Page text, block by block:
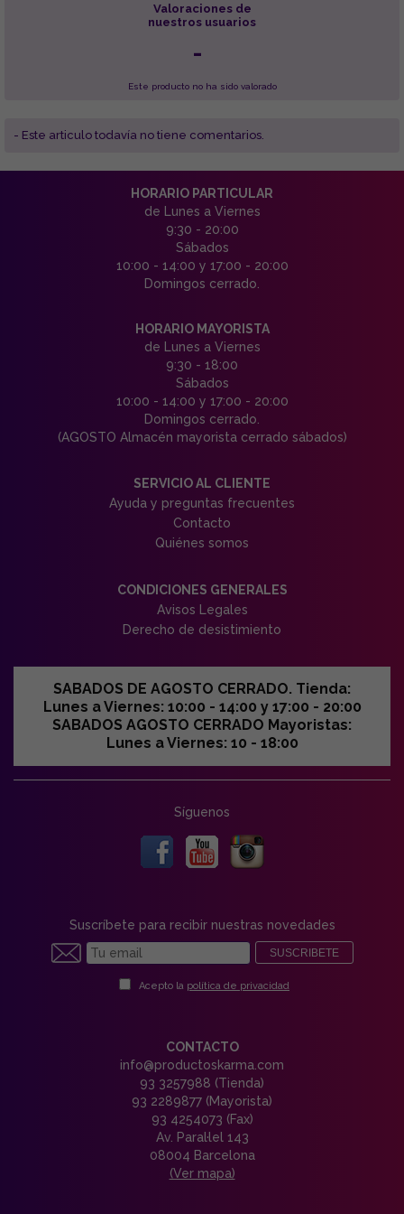
Valoraciones de
nuestros usuarios
-
Este producto no ha sido valorado
- Este articulo todavía no tiene comentarios.
HORARIO PARTICULAR
de Lunes a Viernes
9:30 - 20:00
Sábados
10:00 - 14:00 y 17:00 - 20:00
Domingos cerrado.
HORARIO MAYORISTA
de Lunes a Viernes
9:30 - 18:00
Sábados
10:00 - 14:00 y 17:00 - 20:00
Domingos cerrado.
(AGOSTO Almacén mayorista cerrado sábados)
SERVICIO AL CLIENTE
Ayuda y preguntas frecuentes
Contacto
Quiénes somos
CONDICIONES GENERALES
Avisos Legales
Derecho de desistimiento
SABADOS DE AGOSTO CERRADO. Tienda:
Lunes a Viernes: 10:00 - 14:00 y 17:00 - 20:00
SABADOS AGOSTO CERRADO Mayoristas:
Lunes a Viernes: 10 - 18:00
Síguenos
Suscríbete para recibir nuestras novedades
SUSCRIBETE
Acepto la política de privacidad
CONTACTO
info@productoskarma.com
93 3257988 (Tienda)
93 2289877 (Mayorista)
93 4254073 (Fax)
Av. Paral·lel 143
08004 Barcelona
(Ver mapa)